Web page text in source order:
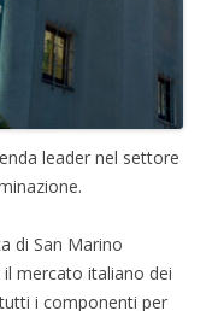
leader nel settore
di San Marino
mercato italiano dei
i componenti per